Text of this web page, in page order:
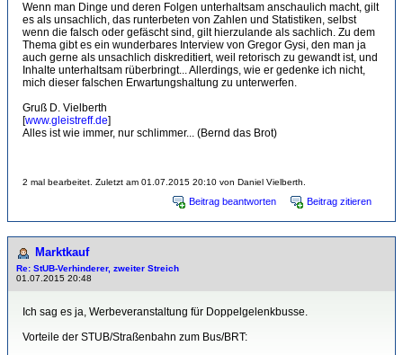
Wenn man Dinge und deren Folgen unterhaltsam anschaulich macht, gilt
es als unsachlich, das runterbeten von Zahlen und Statistiken, selbst
wenn die falsch oder gefäscht sind, gilt hierzulande als sachlich. Zu dem
Thema gibt es ein wunderbares Interview von Gregor Gysi, den man ja
auch gerne als unsachlich diskreditiert, weil retorisch zu gewandt ist, und
Inhalte unterhaltsam rüberbringt... Allerdings, wie er gedenke ich nicht,
mich dieser falschen Erwartungshaltung zu unterwerfen.
Gruß D. Vielberth
[www.gleistreff.de]
Alles ist wie immer, nur schlimmer... (Bernd das Brot)
2 mal bearbeitet. Zuletzt am 01.07.2015 20:10 von Daniel Vielberth.
Beitrag beantworten Beitrag zitieren
Marktkauf
Re: StUB-Verhinderer, zweiter Streich
01.07.2015 20:48
Ich sag es ja, Werbeveranstaltung für Doppelgelenkbusse.
Vorteile der STUB/Straßenbahn zum Bus/BRT: